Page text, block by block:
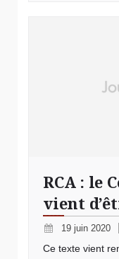
RCA : le
vient
19 juin 2020
Ce texte vient